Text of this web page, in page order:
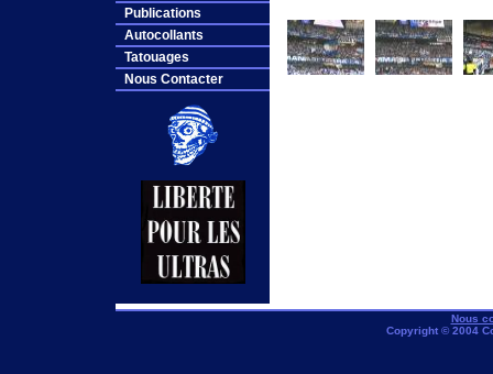
Publications
Autocollants
Tatouages
Nous Contacter
Nous
Copyright © 2004